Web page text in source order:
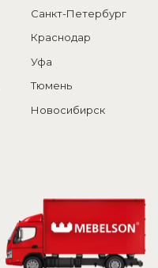
Санкт-Петербург
Краснодар
Уфа
Тюмень
Новосибирск